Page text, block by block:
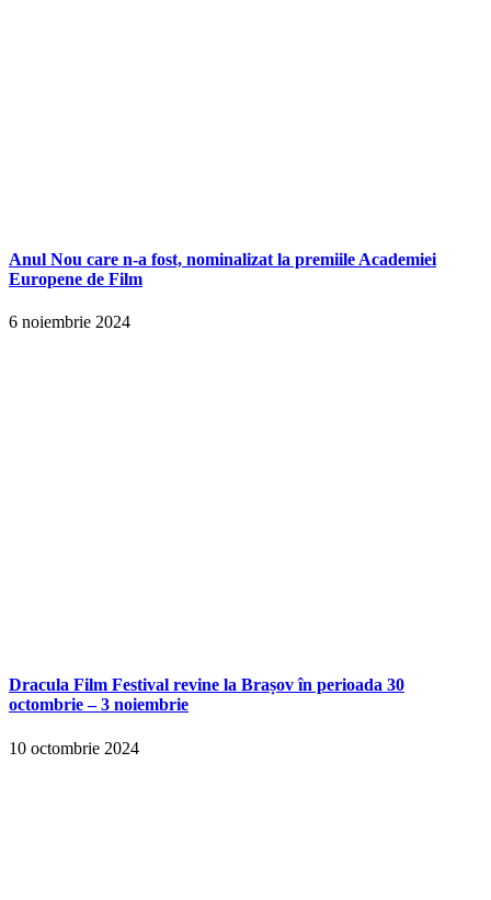
Anul Nou care n-a fost, nominalizat la premiile Academiei
Europene de Film
6 noiembrie 2024
Dracula Film Festival revine la Brașov în perioada 30
octombrie – 3 noiembrie
10 octombrie 2024